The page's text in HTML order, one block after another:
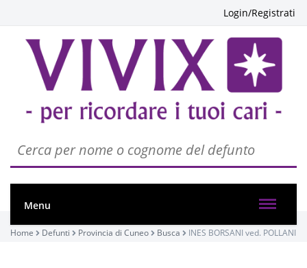
Login/Registrati
Menu
Home Defunti Provincia di Cuneo Busca INES BORSANI ved. POLLANI
PASSATE:
4° ANNIVERSARIO
Assunta